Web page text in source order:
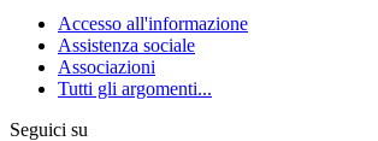
Accesso all'informazione
Assistenza sociale
Associazioni
Tutti gli argomenti...
Seguici su